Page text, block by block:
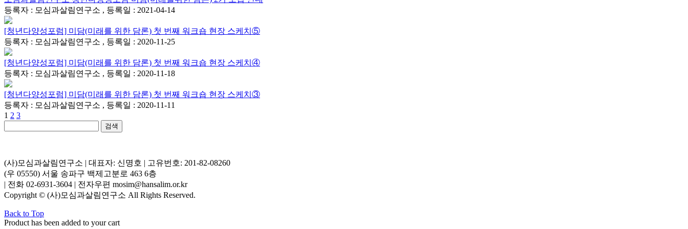
등록자 : 모심과살림연구소 , 등록일 : 2021-04-14
[청년다양성포럼] 미담(미래를 위한 담론) 첫 번째 워크숍 현장 스케치⑤
등록자 : 모심과살림연구소 , 등록일 : 2020-11-25
[청년다양성포럼] 미담(미래를 위한 담론) 첫 번째 워크숍 현장 스케치④
등록자 : 모심과살림연구소 , 등록일 : 2020-11-18
[청년다양성포럼] 미담(미래를 위한 담론) 첫 번째 워크숍 현장 스케치③
등록자 : 모심과살림연구소 , 등록일 : 2020-11-11
1 2 3
검색
(사)모심과살림연구소 | 대표자: 신명호 | 고유번호: 201-82-08260
(우 05550) 서울 송파구 백제고분로 463 6층
| 전화 02-6931-3604 | 전자우편 mosim@hansalim.or.kr
Copyright © (사)모심과살림연구소 All Rights Reserved.
Back to Top
Product has been added to your cart